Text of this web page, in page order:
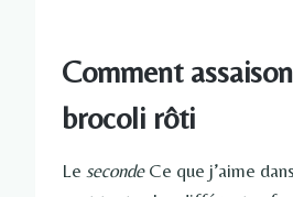
Comment
brocoli rôti
Le secondeCe que j’aime